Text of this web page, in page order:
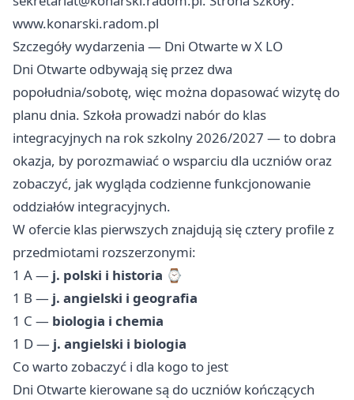
www.konarski.radom.pl
Szczegóły wydarzenia — Dni Otwarte w X LO
Dni Otwarte odbywają się przez dwa
popołudnia/sobotę, więc można dopasować wizytę do
planu dnia. Szkoła prowadzi nabór do klas
integracyjnych na rok szkolny 2026/2027 — to dobra
okazja, by porozmawiać o wsparciu dla uczniów oraz
zobaczyć, jak wygląda codzienne funkcjonowanie
oddziałów integracyjnych.
W ofercie klas pierwszych znajdują się cztery profile z
przedmiotami rozszerzonymi:
1 A — j. polski i historia ⌚
1 B — j. angielski i geografia
1 C — biologia i chemia
1 D — j. angielski i biologia
Co warto zobaczyć i dla kogo to jest
Dni Otwarte kierowane są do uczniów kończących